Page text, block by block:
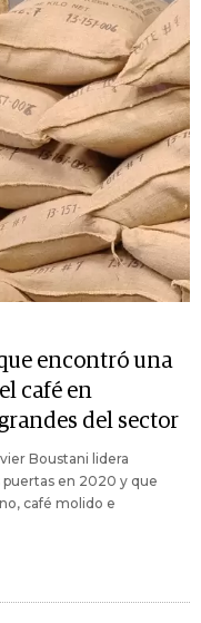
encontró una
café en
del sector
Boustani lidera
en 2020 y que
café molido e